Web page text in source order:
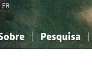
FR
Pesquisa